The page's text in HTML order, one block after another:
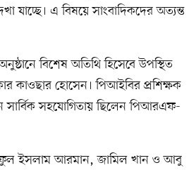
যাচ্ছে। এ বিষয়ে সাংবাদিকদের অত্যন্ত
বিশেষ অতিথি হিসেবে উপস্থিত
কাওছার হোসেন। পিআইবির প্রশিক্ষক
সার্বিক সহযোগিতায় ছিলেন পিআরএফ-
ইসলাম আরমান, জামিল খান ও আবু